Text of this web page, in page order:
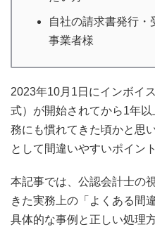
自社の請求書発行・
事業者様
2023年10月1日にインボイ
式）が開始されてから1年
務にも慣れてきた頃かと思
として間違いやすいポイン
本記事では、公認会計士の
きた実務上の「よくある間
具体的な事例と正しい処理